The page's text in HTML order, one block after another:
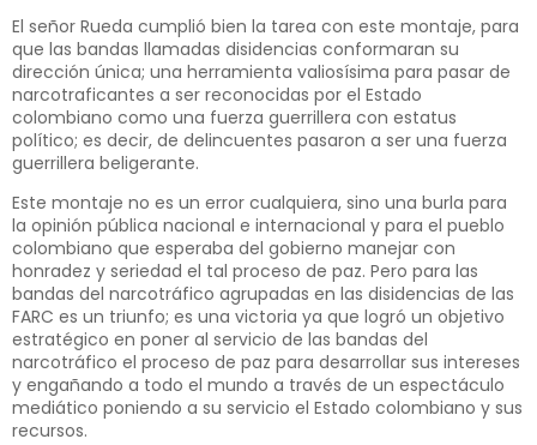
El señor Rueda cumplió bien la tarea con este montaje, para
que las bandas llamadas disidencias conformaran su
dirección única; una herramienta valiosísima para pasar de
narcotraficantes a ser reconocidas por el Estado
colombiano como una fuerza guerrillera con estatus
político; es decir, de delincuentes pasaron a ser una fuerza
guerrillera beligerante.
Este montaje no es un error cualquiera, sino una burla para
la opinión pública nacional e internacional y para el pueblo
colombiano que esperaba del gobierno manejar con
honradez y seriedad el tal proceso de paz. Pero para las
bandas del narcotráfico agrupadas en las disidencias de las
FARC es un triunfo; es una victoria ya que logró un objetivo
estratégico en poner al servicio de las bandas del
narcotráfico el proceso de paz para desarrollar sus intereses
y engañando a todo el mundo a través de un espectáculo
mediático poniendo a su servicio el Estado colombiano y sus
recursos.